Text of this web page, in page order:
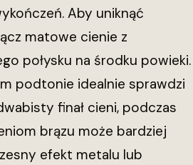
Aby uniknąć
matowe cienie z
połysku na środku powieki.
podtonie idealnie sprawdzi
finał cieni, podczas
brązu może bardziej
efekt metalu lub